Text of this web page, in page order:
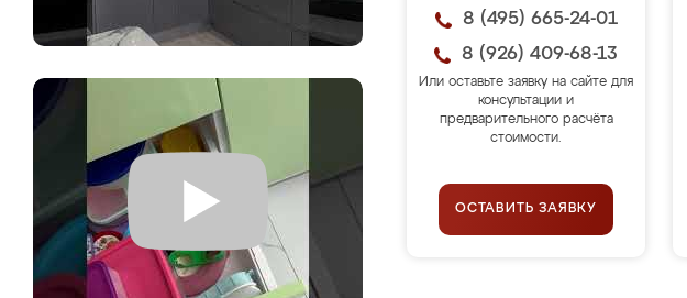
8 (495) 665-24-01
8 (926) 409-68-13
Или оставьте заявку на сайте для
консультации и
предварительного расчёта
стоимости.
ОСТАВИТЬ ЗАЯВКУ